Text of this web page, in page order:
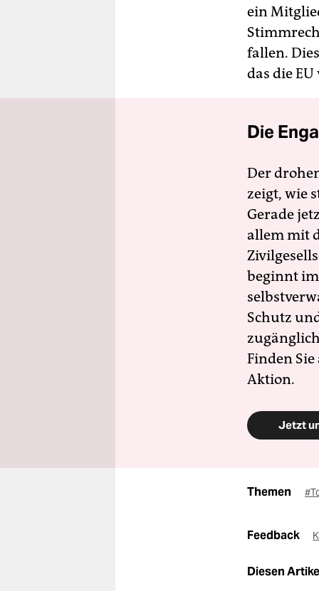
ein
fallen.
das die
Die
Der
zeigt, wie
Gerade
allem mit
beginnt
Schutz
Finden
Aktion.
Jetzt
Themen
Feedback
Diesen